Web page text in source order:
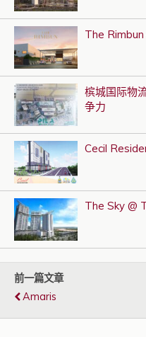
The
槟城国际物
争力
Cecil
The Sky @
前一篇文章
Amaris